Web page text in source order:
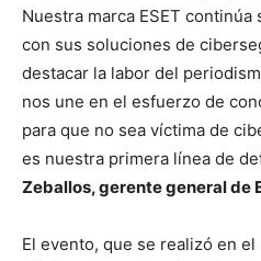
Nuestra marca ESET
con sus soluciones de
destacar la labor del
nos une en el esfuerzo de
para que no sea víctima de
es nuestra primera línea de
Zeballos, gerente general de
El evento, que se realizó en